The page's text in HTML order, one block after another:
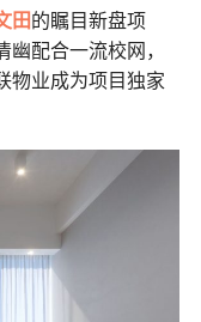
田的瞩目新盘项
幽配合一流校网，
物业成为项目独家